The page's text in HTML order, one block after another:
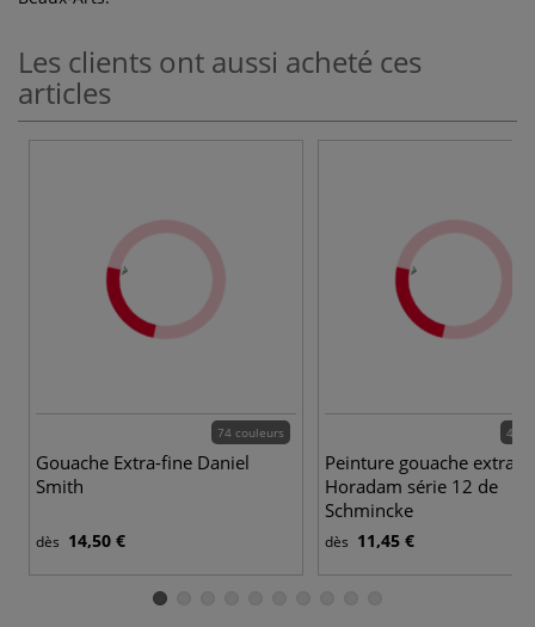
Les clients ont aussi acheté ces
articles
74 couleurs
Gouache Extra-fine Daniel
Smith
dès 14,50 €
48
Peinture gouache extra-
Horadam série 12 de
Schmincke
dès 11,45 €